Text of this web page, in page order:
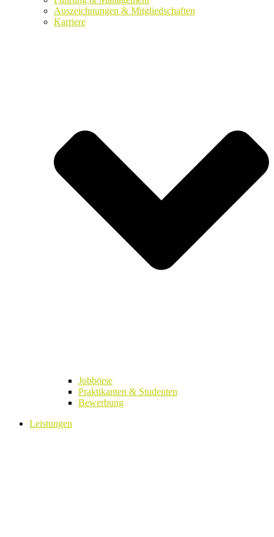
Auszeichnungen & Mitgliedschaften
Karriere
Jobbörse
Praktikanten & Studenten
Bewerbung
Leistungen